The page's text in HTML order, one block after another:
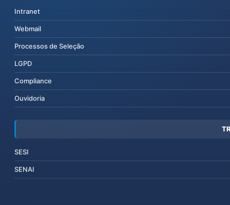
Intranet
Webmail
Processos de Seleção
LGPD
Compliance
Ouvidoria
SESI
SENAI